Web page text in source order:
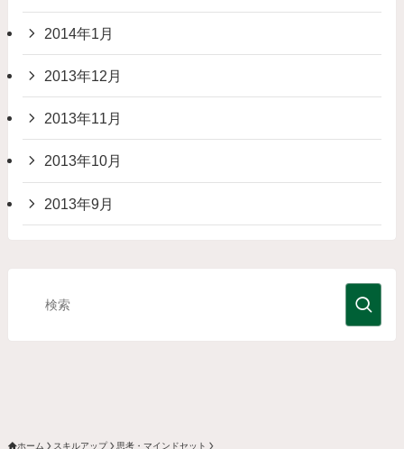
2014年1月
2013年12月
2013年11月
2013年10月
2013年9月
ホーム スキルアップ 思考・マインドセット